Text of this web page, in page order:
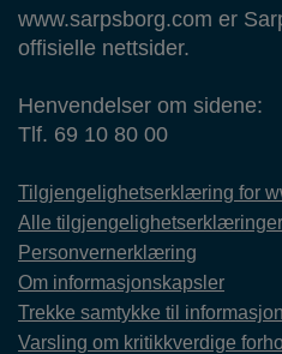
www.sarpsborg.com er
offisielle nettsider.
Henvendelser om sidene:
Tlf. 69 10 80 00
Tilgjengelighetserklæring for
Alle tilgjengelighetserklæringer
Personvernerklæring
Om informasjonskapsler
Trekke samtykke til
Varsling om kritikkverdige